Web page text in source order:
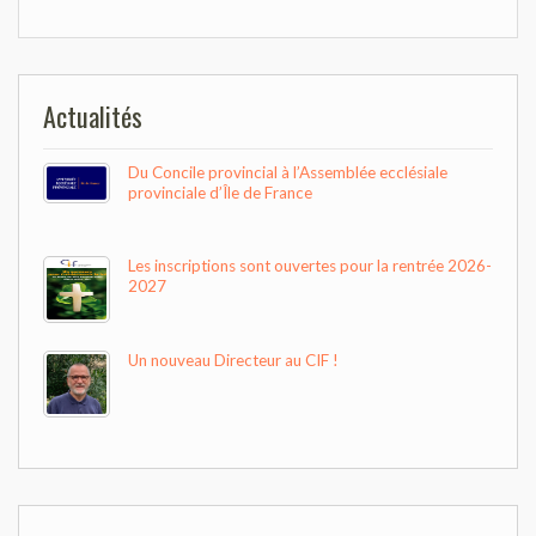
l’article
Actualités
Du Concile provincial à l’Assemblée ecclésiale
provinciale d’Île de France
Les inscriptions sont ouvertes pour la rentrée 2026-
2027
Un nouveau Directeur au CIF !